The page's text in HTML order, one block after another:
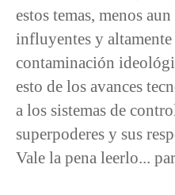
estos temas, menos
influyentes y altamente
contaminación
esto de los avances
a los sistemas de
superpoderes y sus
Vale la pena leerlo...